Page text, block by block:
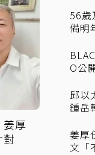
厚
56歲
備明
O公
邱以
鍾岳
姜厚
文「